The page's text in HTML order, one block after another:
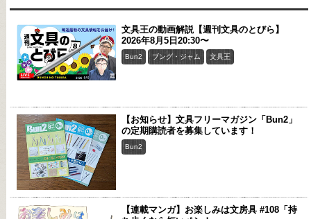
文具王の動画解説【週刊文具のとびら】
2026年8月5日20:30〜
Bun2 ブング・ジャム 文具王
【お知らせ】文具フリーマガジン「Bun2」
の定期購読者を募集しています！
Bun2
【連載マンガ】お楽しみは文房具 #108「持